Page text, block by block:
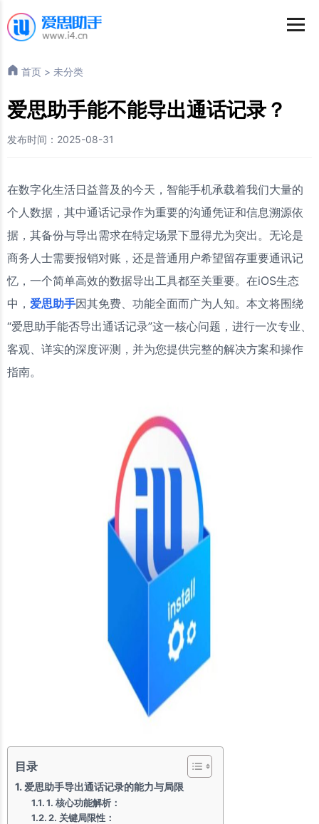
首页 > 未分类
爱思助手能不能导出通话记录？
发布时间：2025-08-31
在数字化生活日益普及的今天，智能手机承载着我们大量的
个人数据，其中通话记录作为重要的沟通凭证和信息溯源依
据，其备份与导出需求在特定场景下显得尤为突出。无论是
商务人士需要报销对账，还是普通用户希望留存重要通讯记
忆，一个简单高效的数据导出工具都至关重要。在iOS生态
中， 爱思助手因其免费、功能全面而广为人知。本文将围绕
“爱思助手能否导出通话记录”这一核心问题，进行一次专业、
客观、详实的深度评测，并为您提供完整的解决方案和操作
指南。
目录
爱思助手导出通话记录的能力与局限
1. 核心功能解析：
2. 关键局限性：